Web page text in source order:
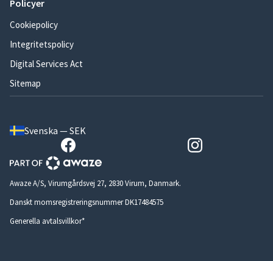
Policyer
Cookiepolicy
Integritetspolicy
Digital Services Act
Sitemap
Svenska — SEK
Awaze A/S, Virumgårdsvej 27, 2830 Virum, Danmark.
Danskt momsregistreringsnummer DK17484575
Generella avtalsvillkor*